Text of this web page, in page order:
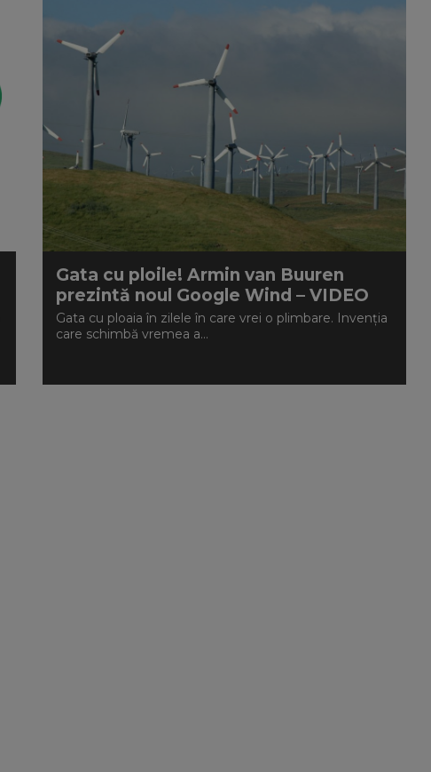
Gata cu ploile! Armin van Buuren
prezintă noul Google Wind – VIDEO
Gata cu ploaia în zilele în care vrei o plimbare. Invenția
care schimbă vremea a...